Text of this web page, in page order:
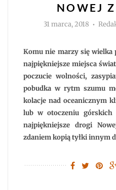
NOWEJ
31 marca, 2018 Autor
Komu nie marzy się wielka
najpiękniejsze miejsca
poczucie wolności,
pobudka w rytm szumu
kolacje nad oceanicznym
lub w otoczeniu górskich
najpiękniejsze drogi
zdaniem kopią tyłki innym